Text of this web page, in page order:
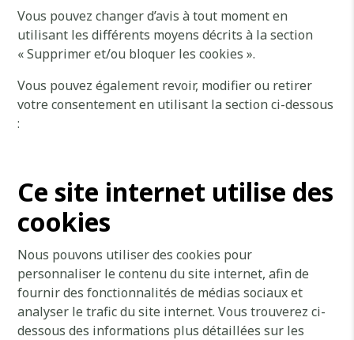
Vous pouvez changer d’avis à tout moment en
utilisant les différents moyens décrits à la section
« Supprimer et/ou bloquer les cookies ».
Vous pouvez également revoir, modifier ou retirer
votre consentement en utilisant la section ci-dessous
:
Ce site internet utilise des
cookies
Nous pouvons utiliser des cookies pour
personnaliser le contenu du site internet, afin de
fournir des fonctionnalités de médias sociaux et
analyser le trafic du site internet. Vous trouverez ci-
dessous des informations plus détaillées sur les